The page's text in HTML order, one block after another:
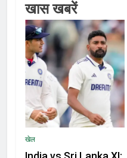
खास खबरें
खेल